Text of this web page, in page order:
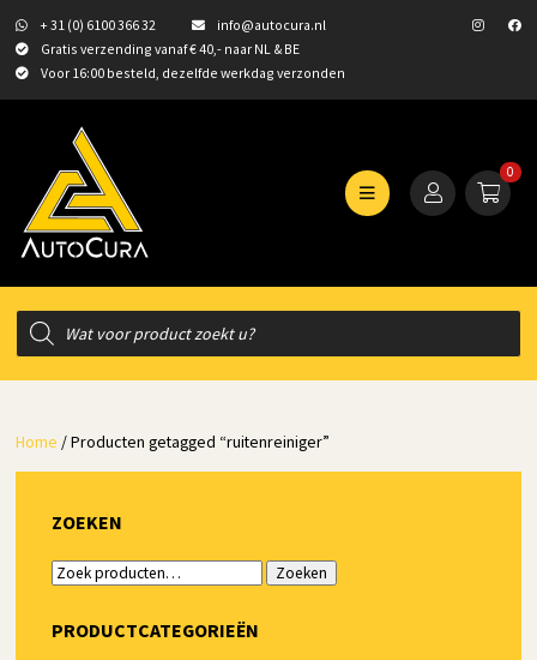
+ 31 (0) 6100 366 32
info@autocura.nl
Gratis verzending vanaf € 40,- naar NL & BE
Voor 16:00 besteld, dezelfde werkdag verzonden
0
Producten
zoeken
Home / Producten getagged “ruitenreiniger”
ZOEKEN
Zoeken
Zoeken
PRODUCTCATEGORIEËN